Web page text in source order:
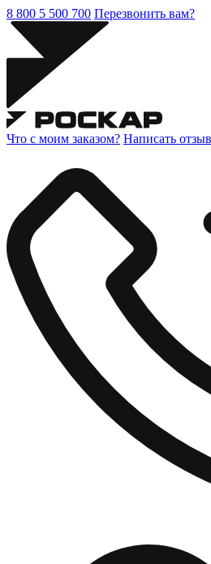
8 800 5 500 700 Перезвонить вам?
Что с моим заказом? Написать отзыв